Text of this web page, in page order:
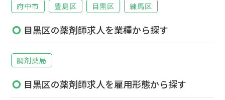
府中市
豊島区 目黒区 練馬区
目黒区の薬剤師求人を業種から探す
調剤薬局
目黒区の薬剤師求人を雇用形態から探す